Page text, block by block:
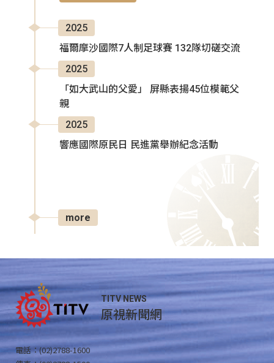
2025
福爾摩沙國際7人制足球賽 132隊切磋交流
2025
「如大武山的父愛」 屏縣表揚45位模範父
親
2025
響應國際原民日 民進黨舉辦紀念活動
more
TITV NEWS
原視新聞網
電話：(02)2788-1600